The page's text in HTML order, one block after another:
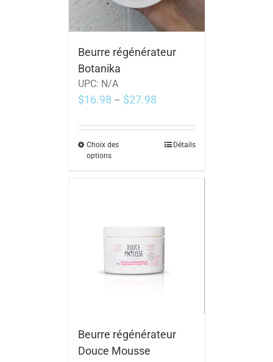
Beurre régénérateur
Botanika
UPC: N/A
$16.98 – $27.98
Choix des
options
Détails
Beurre régénérateur
Douce Mousse